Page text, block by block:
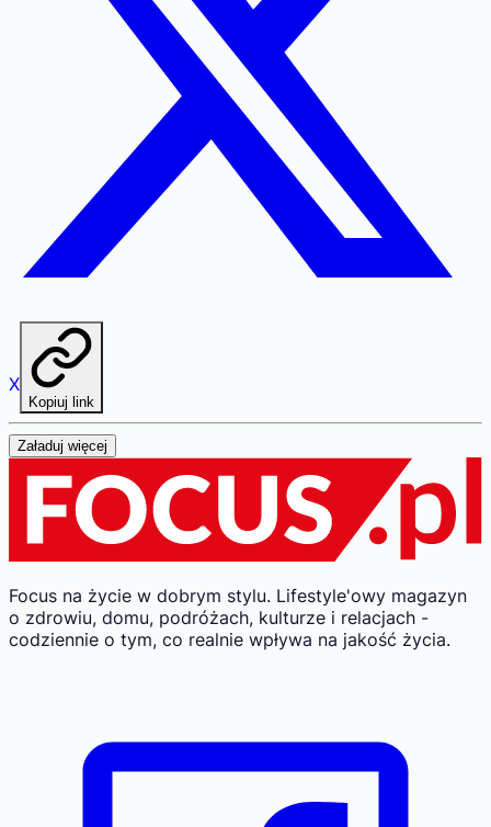
X
Kopiuj link
Załaduj więcej
Focus na życie w dobrym stylu. Lifestyle'owy magazyn
o zdrowiu, domu, podróżach, kulturze i relacjach -
codziennie o tym, co realnie wpływa na jakość życia.